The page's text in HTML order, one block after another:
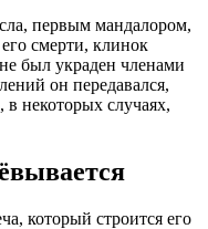
первым мандалором,
смерти, клинок
был украден членами
он передавался,
в некоторых случаях,
который строится его